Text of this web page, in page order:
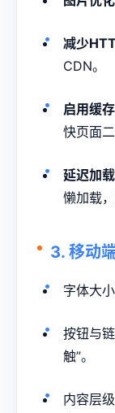
减少
CDN。
启用缓存
快页面
延迟加
懒加载
3. 移动
字体大
按钮与
触”。
内容层